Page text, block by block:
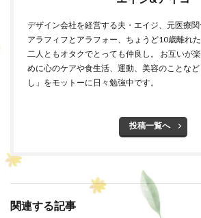
デザイン会社を経営する夫・エイジ、元医療関
アラフィフとアラフォー、ちょうど10歳離れた
二人ともオタクでとっても仲良し。 お互いが
めに心のケアや食生活、運動、美容のことな
し」をモットーに日々勉強中です。
投稿一覧へ
関連する記事